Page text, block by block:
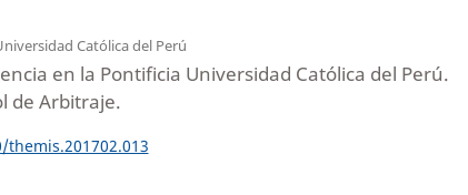
Católica del Perú
en la Pontificia Universidad Católica del Perú.
de Arbitraje.